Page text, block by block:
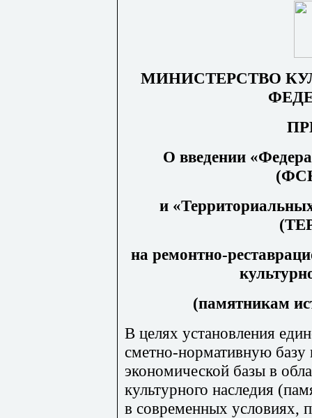
МИНИСТЕРСТВО
О введении
и
на ремонтно-реставрац
(памятникам
В целях установления
сметно-нормативную базу
экономической базы в
культурного наследия
в современных условиях,